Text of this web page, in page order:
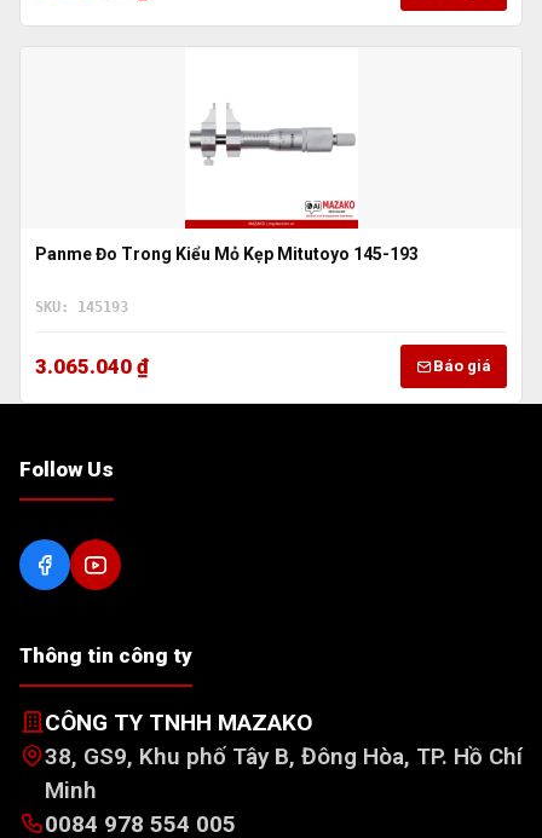
Panme Đo Trong Kiểu Mỏ Kẹp Mitutoyo 145-193
SKU: 145193
3.065.040 ₫ Báo giá
Follow Us
Thông tin công ty
CÔNG TY TNHH MAZAKO
38, GS9, Khu phố Tây B, Đông Hòa, TP. Hồ Chí
Minh
0084 978 554 005